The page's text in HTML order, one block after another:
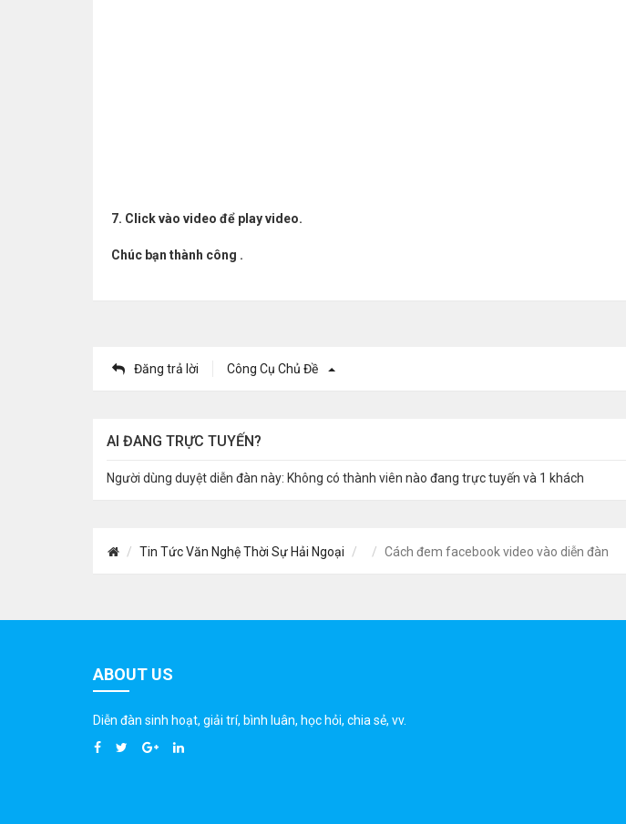
7. Click vào video để play video.
Chúc bạn thành công .
Đăng trả lời Công Cụ Chủ Đề
AI ĐANG TRỰC TUYẾN?
Người dùng duyệt diễn đàn này: Không có thành viên nào đang trực tuyến và 1 khách
Tin Tức Văn Nghệ Thời Sự Hải Ngoại Cách đem facebook video vào diễn đàn
ABOUT US
Diễn đàn sinh hoạt, giải trí, bình luân, học hỏi, chia sẻ, vv.